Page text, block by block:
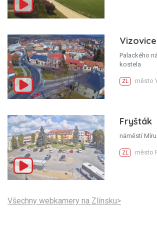
Vizovice
Palackého
kostela
ZL město
Fryšták
náměstí Míru
ZL město
Všechny webkamery na Zlínsku>